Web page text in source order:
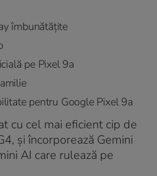
îmbunătățite
pe Pixel 9a
pentru Google Pixel 9a
cu cel mai eficient cip de
și încorporează Gemini
AI care rulează pe